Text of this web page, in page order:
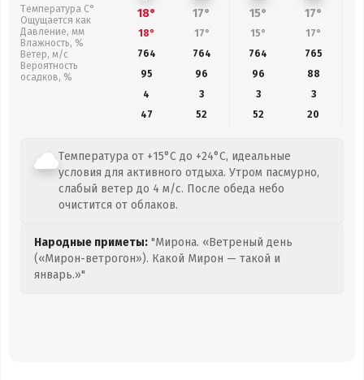
Температура С°
Ощущается как
Давление, мм
Влажность, %
Ветер, м/с
Вероятность
осадков, %
18° 17° 15° 17°
18° 17° 15° 17°
764
764 764 765
95
96 96 88
4
3 3
3
47
52 52 20
Температура от +15°C до +24°C, идеальные
условия для активного отдыха. Утром пасмурно,
слабый ветер до 4 м/с. После обеда небо
очистится от облаков.
Народные приметы: "Мирона. «Ветреный день
(«Мирон-ветрогон»). Какой Мирон — такой и
январь.»"